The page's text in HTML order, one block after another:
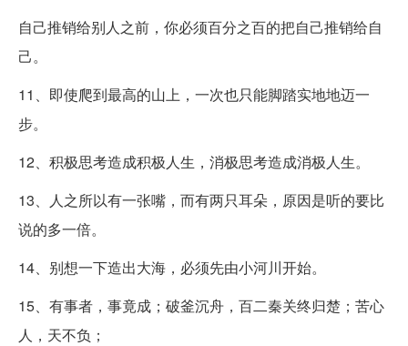
自己推销给别人之前，你必须百分之百的把自己推销给自
己。
11、即使爬到最高的山上，一次也只能脚踏实地地迈一
步。
12、积极思考造成积极人生，消极思考造成消极人生。
13、人之所以有一张嘴，而有两只耳朵，原因是听的要比
说的多一倍。
14、别想一下造出大海，必须先由小河川开始。
15、有事者，事竟成；破釜沉舟，百二秦关终归楚；苦心
人，天不负；